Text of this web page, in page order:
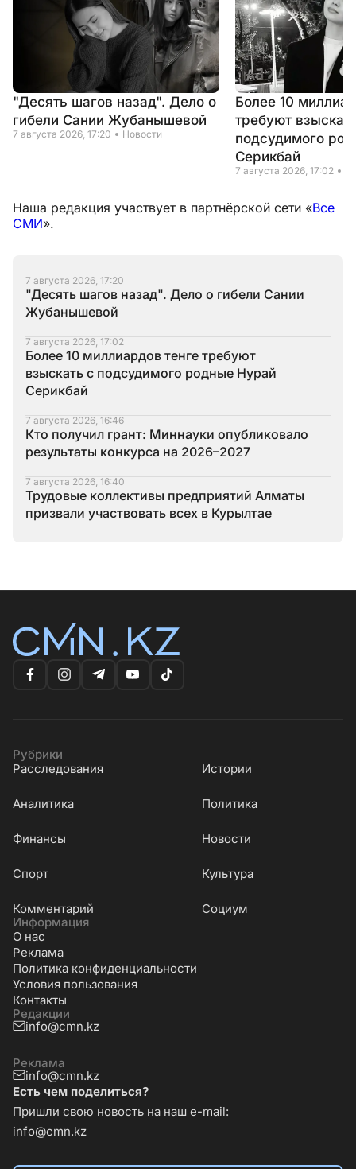
"Десять шагов назад". Дело о
гибели Сании Жубанышевой
7 августа 2026, 17:20 Новости
Более 10
требуют
подсудимого
Серикбай
7 августа 2026, 17:02
Наша редакция участвует в партнёрской сети «Все
СМИ».
7 августа 2026, 17:20
"Десять шагов назад". Дело о гибели Сании
Жубанышевой
7 августа 2026, 17:02
Более 10 миллиардов тенге требуют
взыскать с подсудимого родные Нурай
Серикбай
7 августа 2026, 16:46
Кто получил грант: Миннауки опубликовало
результаты конкурса на 2026–2027
7 августа 2026, 16:40
Трудовые коллективы предприятий Алматы
призвали участвовать всех в Курылтае
Рубрики
Расследования
Истории
Аналитика Политика
Финансы Новости
Cпорт Культура
Комментарий
Социум
Информация
О нас
Реклама
Политика конфиденциальности
Условия пользования
Контакты
Редакции
info@cmn.kz
Реклама
info@cmn.kz
Есть чем поделиться?
Пришли свою новость на наш e-mail:
info@cmn.kz